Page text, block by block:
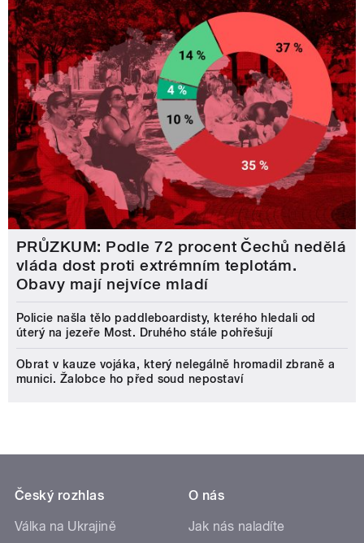
PRŮZKUM: Podle 72 procent Čechů nedělá
vláda dost proti extrémním teplotám.
Obavy mají nejvíce mladí
Policie našla tělo paddleboardisty, kterého hledali od
úterý na jezeře Most. Druhého stále pohřešují
Obrat v kauze vojáka, který nelegálně hromadil zbraně a
munici. Žalobce ho před soud nepostaví
Český rozhlas
Válka na Ukrajině
O nás
Jak nás naladíte